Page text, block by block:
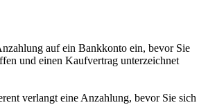
auf ein Bankkonto ein, bevor Sie
und einen Kaufvertrag unterzeichnet
verlangt eine Anzahlung, bevor Sie sich